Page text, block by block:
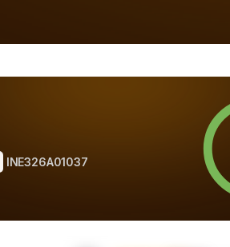
INE326A01037
professionelle Sentiment und